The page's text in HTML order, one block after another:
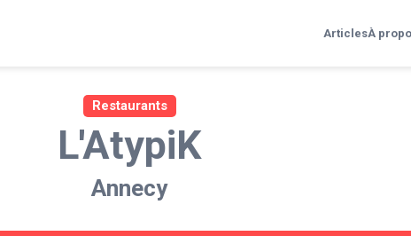
ArticlesÀ
Restaurants
L'AtypiK
Annecy